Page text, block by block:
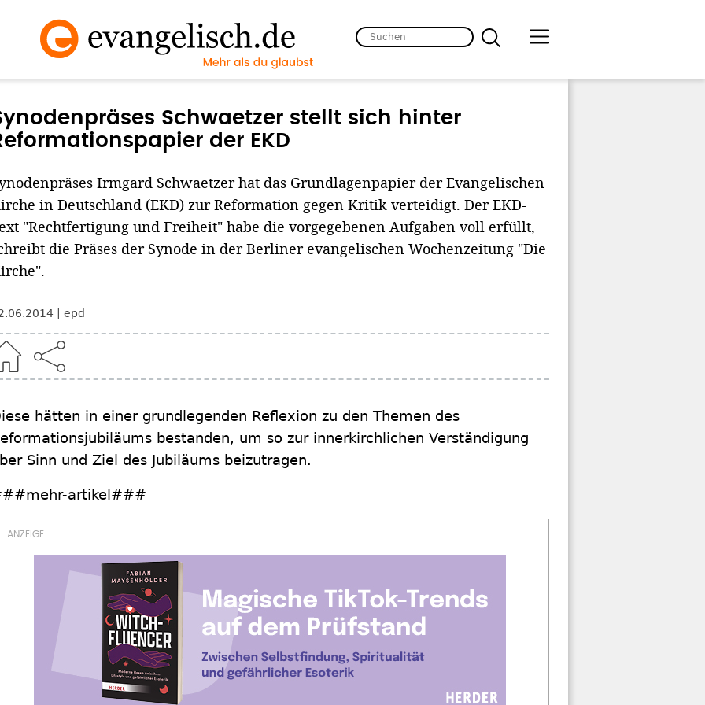
Schwaetzer stellt sich hinter
der EKD
Irmgard Schwaetzer hat das Grundlagenpapier der Evangelischen
in Deutschland (EKD) zur Reformation gegen Kritik verteidigt. Der EKD-
"Rechtfertigung und Freiheit" habe die vorgegebenen Aufgaben voll erfüllt,
die Präses der Synode in der Berliner evangelischen Wochenzeitung "Die
epd
hätten in einer grundlegenden Reflexion zu den Themen des
bestanden, um so zur innerkirchlichen Verständigung
Sinn und Ziel des Jubiläums beizutragen.
artikel###